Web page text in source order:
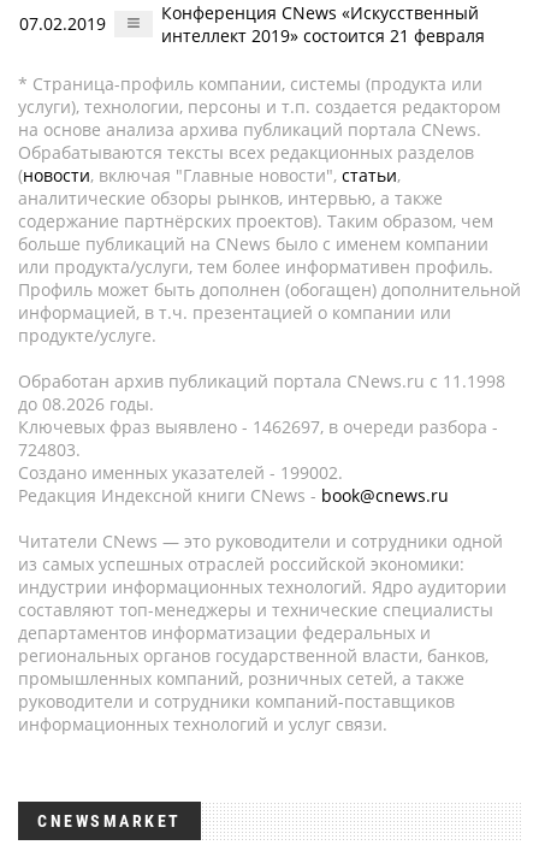
07.02.2019
Конференция CNews «Искусственный
интеллект 2019» состоится 21 февраля
* Страница-профиль компании, системы (продукта или
услуги), технологии, персоны и т.п. создается редактором
на основе анализа архива публикаций портала CNews.
Обрабатываются тексты всех редакционных разделов
(новости, включая "Главные новости", статьи,
аналитические обзоры рынков, интервью, а также
содержание партнёрских проектов). Таким образом, чем
больше публикаций на CNews было с именем компании
или продукта/услуги, тем более информативен профиль.
Профиль может быть дополнен (обогащен) дополнительной
информацией, в т.ч. презентацией о компании или
продукте/услуге.
Обработан архив публикаций портала CNews.ru c 11.1998
до 08.2026 годы.
Ключевых фраз выявлено - 1462697, в очереди разбора -
724803.
Создано именных указателей - 199002.
Редакция Индексной книги CNews - book@cnews.ru
Читатели CNews — это руководители и сотрудники одной
из самых успешных отраслей российской экономики:
индустрии информационных технологий. Ядро аудитории
составляют топ-менеджеры и технические специалисты
департаментов информатизации федеральных и
региональных органов государственной власти, банков,
промышленных компаний, розничных сетей, а также
руководители и сотрудники компаний-поставщиков
информационных технологий и услуг связи.
CNEWSMARKET